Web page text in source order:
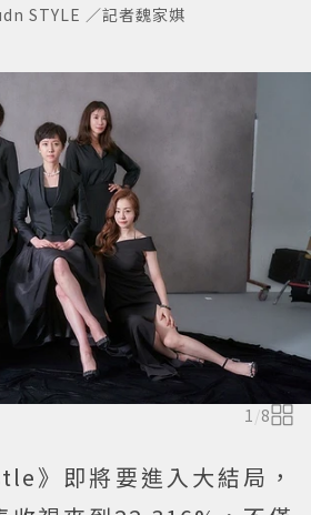
STYLE ／記者魏家娸
1 /8
》即將要進入大結局，